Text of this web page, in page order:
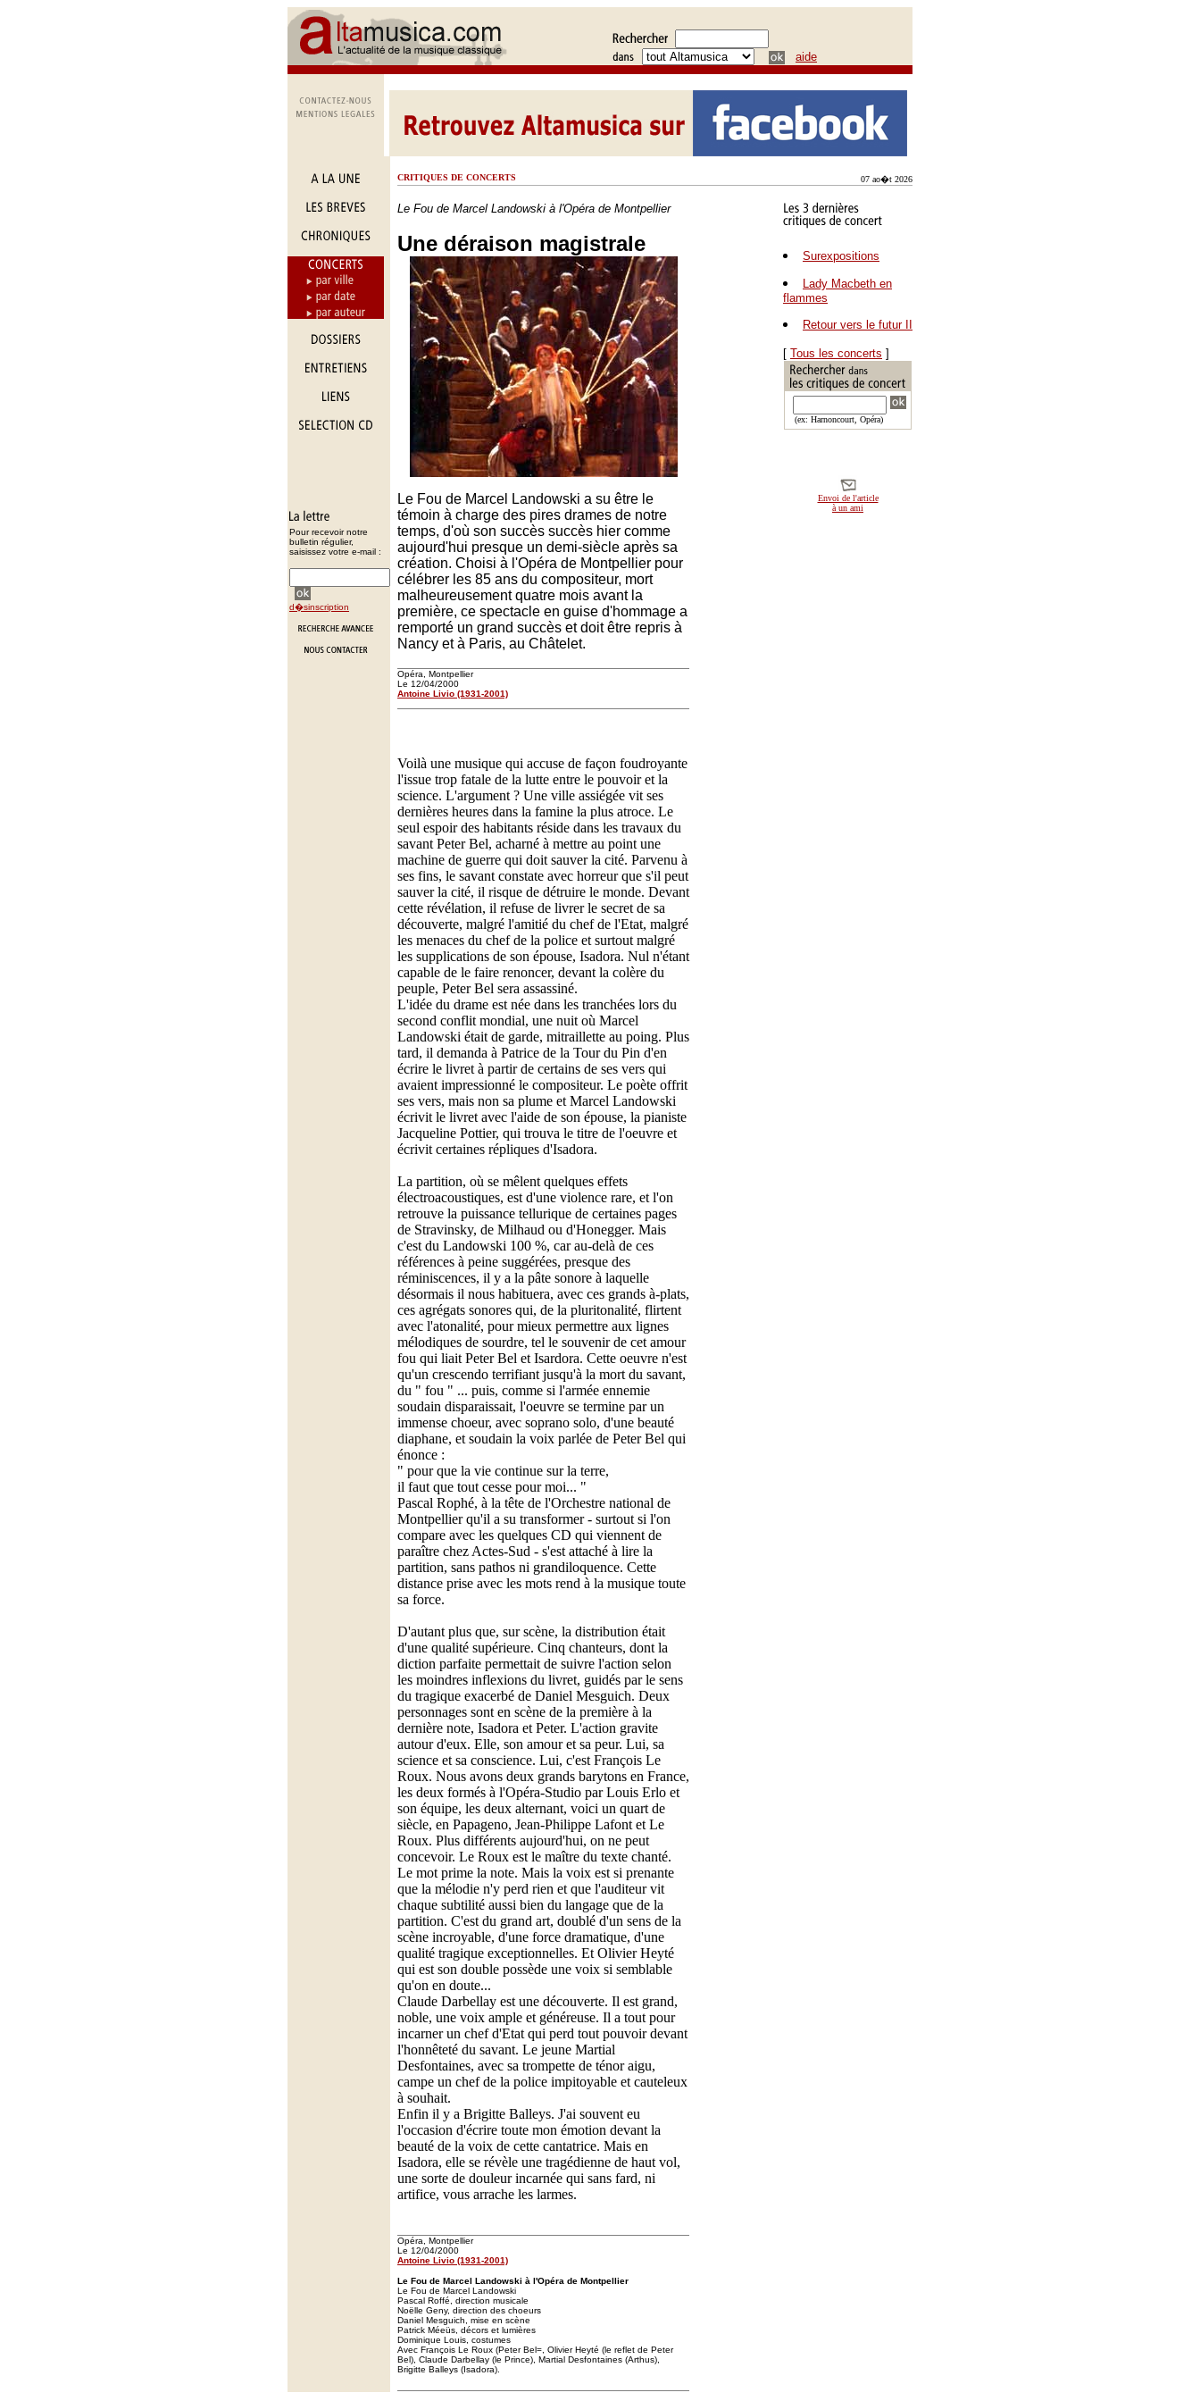
aide
Pour recevoir notre
bulletin régulier,
saisissez votre e-mail :
d�sinscription
CRITIQUES DE CONCERTS 07 ao�t 2026
Le Fou de Marcel Landowski à l'Opéra de Montpellier
Une déraison magistrale
Le Fou de Marcel Landowski a su être le
témoin à charge des pires drames de notre
temps, d'où son succès succès hier comme
aujourd'hui presque un demi-siècle après sa
création. Choisi à l'Opéra de Montpellier pour
célébrer les 85 ans du compositeur, mort
malheureusement quatre mois avant la
première, ce spectacle en guise d'hommage a
remporté un grand succès et doit être repris à
Nancy et à Paris, au Châtelet.
Opéra, Montpellier
Le 12/04/2000
Antoine Livio (1931-2001)
Surexpositions
Lady Macbeth en
flammes
Retour vers le futur II
[ Tous les concerts ]
(ex: Harnoncourt, Opéra)
Envoi de l'article
à un ami
Voilà une musique qui accuse de façon foudroyante
l'issue trop fatale de la lutte entre le pouvoir et la
science. L'argument ? Une ville assiégée vit ses
dernières heures dans la famine la plus atroce. Le
seul espoir des habitants réside dans les travaux du
savant Peter Bel, acharné à mettre au point une
machine de guerre qui doit sauver la cité. Parvenu à
ses fins, le savant constate avec horreur que s'il peut
sauver la cité, il risque de détruire le monde. Devant
cette révélation, il refuse de livrer le secret de sa
découverte, malgré l'amitié du chef de l'Etat, malgré
les menaces du chef de la police et surtout malgré
les supplications de son épouse, Isadora. Nul n'étant
capable de le faire renoncer, devant la colère du
peuple, Peter Bel sera assassiné.
L'idée du drame est née dans les tranchées lors du
second conflit mondial, une nuit où Marcel
Landowski était de garde, mitraillette au poing. Plus
tard, il demanda à Patrice de la Tour du Pin d'en
écrire le livret à partir de certains de ses vers qui
avaient impressionné le compositeur. Le poète offrit
ses vers, mais non sa plume et Marcel Landowski
écrivit le livret avec l'aide de son épouse, la pianiste
Jacqueline Pottier, qui trouva le titre de l'oeuvre et
écrivit certaines répliques d'Isadora.
La partition, où se mêlent quelques effets
électroacoustiques, est d'une violence rare, et l'on
retrouve la puissance tellurique de certaines pages
de Stravinsky, de Milhaud ou d'Honegger. Mais
c'est du Landowski 100 %, car au-delà de ces
références à peine suggérées, presque des
réminiscences, il y a la pâte sonore à laquelle
désormais il nous habituera, avec ces grands à-plats,
ces agrégats sonores qui, de la pluritonalité, flirtent
avec l'atonalité, pour mieux permettre aux lignes
mélodiques de sourdre, tel le souvenir de cet amour
fou qui liait Peter Bel et Isardora. Cette oeuvre n'est
qu'un crescendo terrifiant jusqu'à la mort du savant,
du " fou " ... puis, comme si l'armée ennemie
soudain disparaissait, l'oeuvre se termine par un
immense choeur, avec soprano solo, d'une beauté
diaphane, et soudain la voix parlée de Peter Bel qui
énonce :
" pour que la vie continue sur la terre,
il faut que tout cesse pour moi... "
Pascal Rophé, à la tête de l'Orchestre national de
Montpellier qu'il a su transformer - surtout si l'on
compare avec les quelques CD qui viennent de
paraître chez Actes-Sud - s'est attaché à lire la
partition, sans pathos ni grandiloquence. Cette
distance prise avec les mots rend à la musique toute
sa force.
D'autant plus que, sur scène, la distribution était
d'une qualité supérieure. Cinq chanteurs, dont la
diction parfaite permettait de suivre l'action selon
les moindres inflexions du livret, guidés par le sens
du tragique exacerbé de Daniel Mesguich. Deux
personnages sont en scène de la première à la
dernière note, Isadora et Peter. L'action gravite
autour d'eux. Elle, son amour et sa peur. Lui, sa
science et sa conscience. Lui, c'est François Le
Roux. Nous avons deux grands barytons en France,
les deux formés à l'Opéra-Studio par Louis Erlo et
son équipe, les deux alternant, voici un quart de
siècle, en Papageno, Jean-Philippe Lafont et Le
Roux. Plus différents aujourd'hui, on ne peut
concevoir. Le Roux est le maître du texte chanté.
Le mot prime la note. Mais la voix est si prenante
que la mélodie n'y perd rien et que l'auditeur vit
chaque subtilité aussi bien du langage que de la
partition. C'est du grand art, doublé d'un sens de la
scène incroyable, d'une force dramatique, d'une
qualité tragique exceptionnelles. Et Olivier Heyté
qui est son double possède une voix si semblable
qu'on en doute...
Claude Darbellay est une découverte. Il est grand,
noble, une voix ample et généreuse. Il a tout pour
incarner un chef d'Etat qui perd tout pouvoir devant
l'honnêteté du savant. Le jeune Martial
Desfontaines, avec sa trompette de ténor aigu,
campe un chef de la police impitoyable et cauteleux
à souhait.
Enfin il y a Brigitte Balleys. J'ai souvent eu
l'occasion d'écrire toute mon émotion devant la
beauté de la voix de cette cantatrice. Mais en
Isadora, elle se révèle une tragédienne de haut vol,
une sorte de douleur incarnée qui sans fard, ni
artifice, vous arrache les larmes.
Opéra, Montpellier
Le 12/04/2000
Antoine Livio (1931-2001)
Le Fou de Marcel Landowski à l'Opéra de Montpellier
Le Fou de Marcel Landowski
Pascal Roffé, direction musicale
Noëlle Geny, direction des choeurs
Daniel Mesguich, mise en scène
Patrick Méeüs, décors et lumières
Dominique Louis, costumes
Avec François Le Roux (Peter Bel=, Olivier Heyté (le reflet de Peter
Bel), Claude Darbellay (le Prince), Martial Desfontaines (Arthus),
Brigitte Balleys (Isadora).